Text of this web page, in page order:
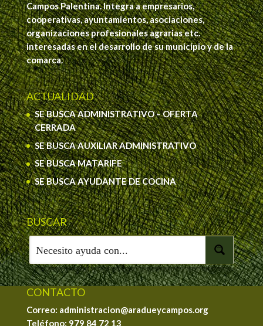
Campos Palentina. Integra a empresarios,
cooperativas, ayuntamientos, asociaciones,
organizaciones profesionales agrarias etc.
interesadas en el desarrollo de su municipio y de la
comarca.
ACTUALIDAD
SE BUSCA ADMINISTRATIVO – OFERTA
CERRADA
SE BUSCA AUXILIAR ADMINISTRATIVO
SE BUSCA MATARIFE
SE BUSCA AYUDANTE DE COCINA
BUSCAR
CONTACTO
Correo: administracion@aradueycampos.org
Teléfono: 979 84 72 13